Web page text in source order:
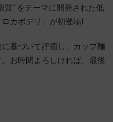
質” をテーマに開発された低
カボデリ」が初登場!
基づいて評価し、カップ麺
お時間よろしければ、最後